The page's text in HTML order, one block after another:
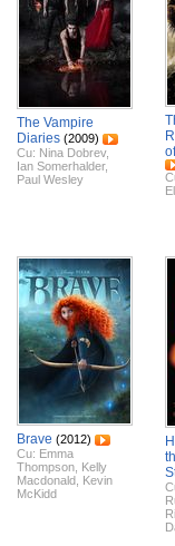
The Vampire
Diaries (2009)
Cu: Nina Dobrev,
Ian Somerhalder,
Paul Wesley
Brave (2012)
Cu: Emma
Thompson Kelly
Macdonald Kevin
McKidd